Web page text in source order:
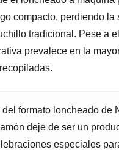
compacto, perdiendo la
tradicional. Pese a
prevalece en la
formato loncheado de
deje de ser un
especiales